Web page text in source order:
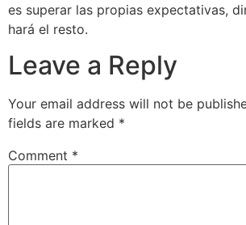
es superar las propias expectativas,
hará el resto.
Leave a Reply
Your email address will not be
fields are marked *
Comment *